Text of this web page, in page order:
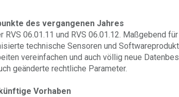
des vergangenen Jahres
RVS 06.01.11 und RVS 06.01.12. Maßgebend
technische Sensoren und
vereinfachen und auch völlig neue
geänderte rechtliche Parameter.
Vorhaben